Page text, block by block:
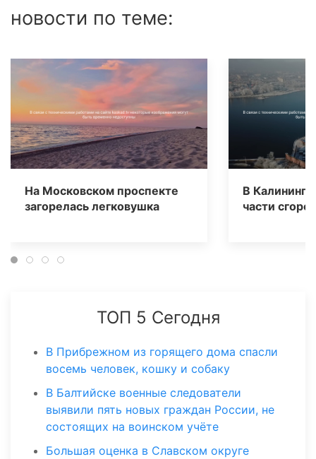
новости по теме:
На Московском проспекте
загорелась легковушка
В
части
ТОП 5 Сегодня
В Прибрежном из горящего дома спасли
восемь человек, кошку и собаку
В Балтийске военные следователи
выявили пять новых граждан России, не
состоящих на воинском учёте
Большая оценка в Славском округе